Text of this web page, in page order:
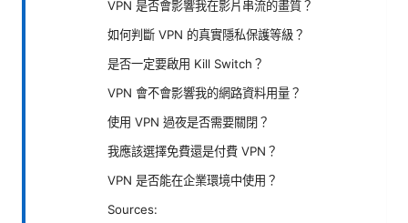
VPN 是否會影響我在影片串流的畫質？
如何判斷 VPN 的真實隱私保護等級？
是否一定要啟用 Kill Switch？
VPN 會不會影響我的網路資料用量？
使用 VPN 過夜是否需要關閉？
我應該選擇免費還是付費 VPN？
VPN 是否能在企業環境中使用？
Sources: